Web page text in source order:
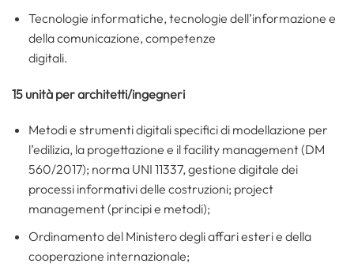
Tecnologie informatiche, tecnologie dell’informazione e
della comunicazione, competenze
digitali.
15 unità per architetti/ingegneri
Metodi e strumenti digitali specifici di modellazione per
l’edilizia, la progettazione e il facility management (DM
560/2017); norma UNI 11337, gestione digitale dei
processi informativi delle costruzioni; project
management (principi e metodi);
Ordinamento del Ministero degli affari esteri e della
cooperazione internazionale;